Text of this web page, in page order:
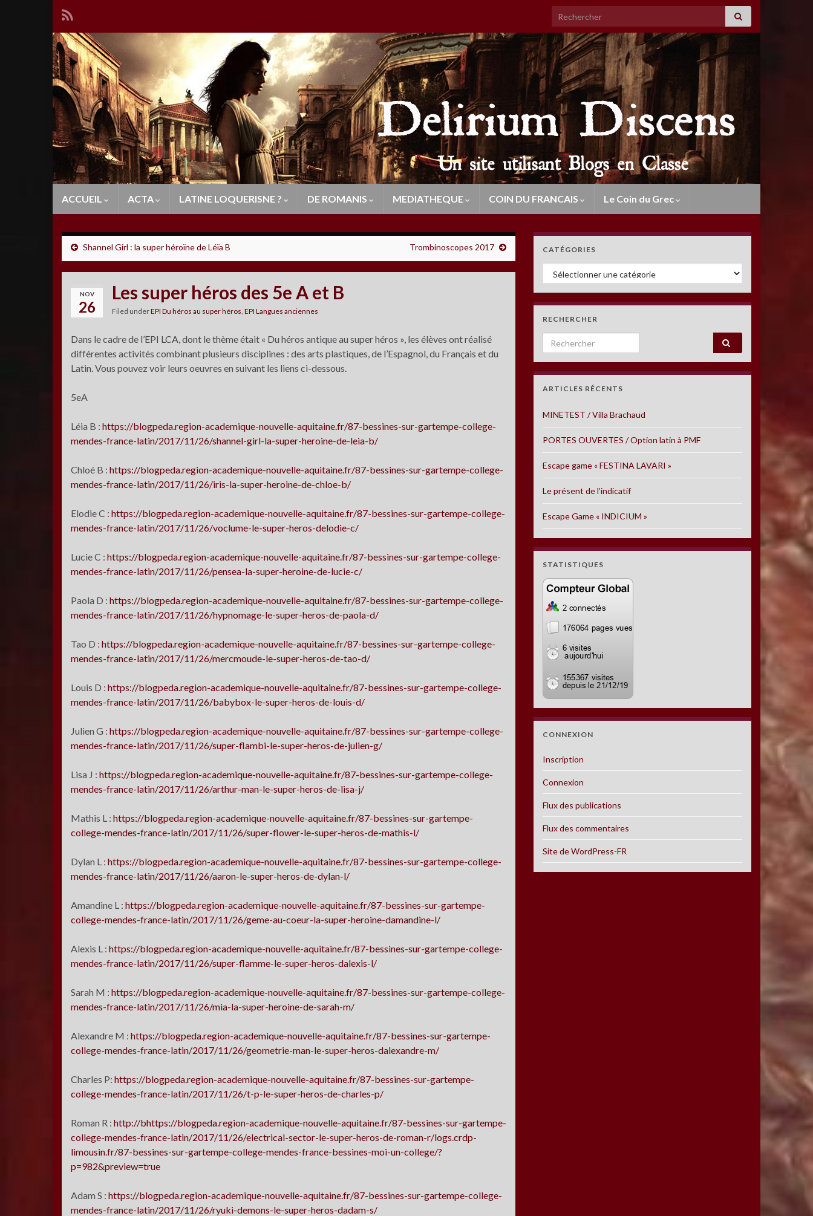
Search for:
ACCUEIL ACTA LATINE LOQUERISNE ? DE ROMANIS MEDIATHEQUE COIN DU FRANCAIS Le Coin du Grec
Shannel Girl : la super héroïne de Léïa B Trombinoscopes 2017
NOV
26
Les super héros des 5e A et B
Filed underEPI Du héros au super héros, EPI Langues anciennes
Dans le cadre de l’EPI LCA, dont le thème était « Du héros antique au super héros », les élèves ont réalisé
différentes activités combinant plusieurs disciplines : des arts plastiques, de l’Espagnol, du Français et du
Latin. Vous pouvez voir leurs oeuvres en suivant les liens ci-dessous.
5eA
Léia B : https://blogpeda.region-academique-nouvelle-aquitaine.fr/87-bessines-sur-gartempe-college-
mendes-france-latin/2017/11/26/shannel-girl-la-super-heroine-de-leia-b/
Chloé B : https://blogpeda.region-academique-nouvelle-aquitaine.fr/87-bessines-sur-gartempe-college-
mendes-france-latin/2017/11/26/iris-la-super-heroine-de-chloe-b/
Elodie C : https://blogpeda.region-academique-nouvelle-aquitaine.fr/87-bessines-sur-gartempe-college-
mendes-france-latin/2017/11/26/voclume-le-super-heros-delodie-c/
Lucie C : https://blogpeda.region-academique-nouvelle-aquitaine.fr/87-bessines-sur-gartempe-college-
mendes-france-latin/2017/11/26/pensea-la-super-heroine-de-lucie-c/
Paola D : https://blogpeda.region-academique-nouvelle-aquitaine.fr/87-bessines-sur-gartempe-college-
mendes-france-latin/2017/11/26/hypnomage-le-super-heros-de-paola-d/
Tao D : https://blogpeda.region-academique-nouvelle-aquitaine.fr/87-bessines-sur-gartempe-college-
mendes-france-latin/2017/11/26/mercmoude-le-super-heros-de-tao-d/
Louis D : https://blogpeda.region-academique-nouvelle-aquitaine.fr/87-bessines-sur-gartempe-college-
mendes-france-latin/2017/11/26/babybox-le-super-heros-de-louis-d/
Julien G : https://blogpeda.region-academique-nouvelle-aquitaine.fr/87-bessines-sur-gartempe-college-
mendes-france-latin/2017/11/26/super-flambi-le-super-heros-de-julien-g/
Lisa J : https://blogpeda.region-academique-nouvelle-aquitaine.fr/87-bessines-sur-gartempe-college-
mendes-france-latin/2017/11/26/arthur-man-le-super-heros-de-lisa-j/
Mathis L : https://blogpeda.region-academique-nouvelle-aquitaine.fr/87-bessines-sur-gartempe-
college-mendes-france-latin/2017/11/26/super-flower-le-super-heros-de-mathis-l/
Dylan L : https://blogpeda.region-academique-nouvelle-aquitaine.fr/87-bessines-sur-gartempe-college-
mendes-france-latin/2017/11/26/aaron-le-super-heros-de-dylan-l/
Amandine L : https://blogpeda.region-academique-nouvelle-aquitaine.fr/87-bessines-sur-gartempe-
college-mendes-france-latin/2017/11/26/geme-au-coeur-la-super-heroine-damandine-l/
Alexis L : https://blogpeda.region-academique-nouvelle-aquitaine.fr/87-bessines-sur-gartempe-college-
mendes-france-latin/2017/11/26/super-flamme-le-super-heros-dalexis-l/
Sarah M : https://blogpeda.region-academique-nouvelle-aquitaine.fr/87-bessines-sur-gartempe-college-
mendes-france-latin/2017/11/26/mia-la-super-heroine-de-sarah-m/
Alexandre M : https://blogpeda.region-academique-nouvelle-aquitaine.fr/87-bessines-sur-gartempe-
college-mendes-france-latin/2017/11/26/geometrie-man-le-super-heros-dalexandre-m/
Charles P: https://blogpeda.region-academique-nouvelle-aquitaine.fr/87-bessines-sur-gartempe-
college-mendes-france-latin/2017/11/26/t-p-le-super-heros-de-charles-p/
Roman R : http://bhttps://blogpeda.region-academique-nouvelle-aquitaine.fr/87-bessines-sur-gartempe-
college-mendes-france-latin/2017/11/26/electrical-sector-le-super-heros-de-roman-r/logs.crdp-
limousin.fr/87-bessines-sur-gartempe-college-mendes-france-bessines-moi-un-college/?
p=982&preview=true
Adam S : https://blogpeda.region-academique-nouvelle-aquitaine.fr/87-bessines-sur-gartempe-college-
mendes-france-latin/2017/11/26/ryuki-demons-le-super-heros-dadam-s/
CATÉGORIES
Catégories
RECHERCHER
Search for:
ARTICLES RÉCENTS
MINETEST / Villa Brachaud
PORTES OUVERTES / Option latin à PMF
Escape game « FESTINA LAVARI »
Le présent de l’indicatif
Escape Game « INDICIUM »
STATISTIQUES
CONNEXION
Inscription
Connexion
Flux des publications
Flux des commentaires
Site de WordPress-FR